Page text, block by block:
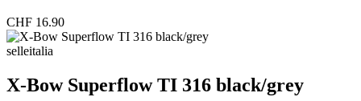
CHF 16.90
selleitalia
X-Bow Superflow TI 316 black/grey